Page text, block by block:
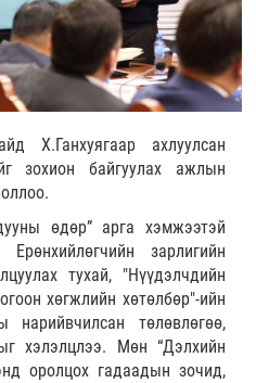
Х.Ганхуягаар ахлуулсан
зохион байгуулах ажлын
өдөр” арга хэмжээтэй
зарлигийн
тухай, "Нүүдэлчдийн
хөгжлийн хөтөлбөр"-ийн
нарийвчилсан төлөвлөгөө,
хэлэлцлээ. Мөн “Дэлхийн
оролцох гадаадын зочид,